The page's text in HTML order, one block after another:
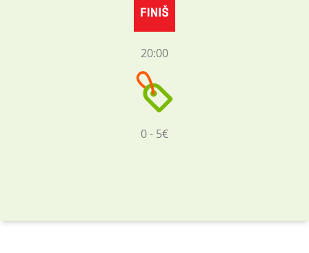
20:00
0 - 5€